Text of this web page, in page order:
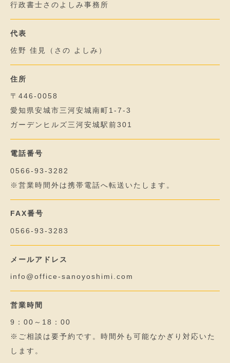
行政書士さのよしみ事務所
代表
佐野 佳見（さの よしみ）
住所
〒446-0058
愛知県安城市三河安城南町1-7-3
ガーデンヒルズ三河安城駅前301
電話番号
0566-93-3282
※営業時間外は携帯電話へ転送いたします。
FAX番号
0566-93-3283
メールアドレス
info@office-sanoyoshimi.com
営業時間
9：00～18：00
※ご相談は要予約です。時間外も可能なかぎり対応いた
します。